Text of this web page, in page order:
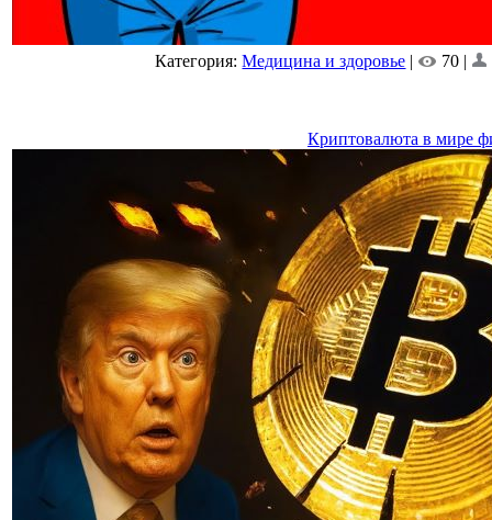
Категория:Медицина и здоровье | 70 |
Криптовалюта в мире